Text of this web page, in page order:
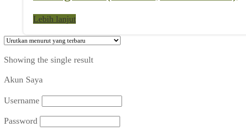
Lebih lanjut
Showing the single result
Akun Saya
Username
Password